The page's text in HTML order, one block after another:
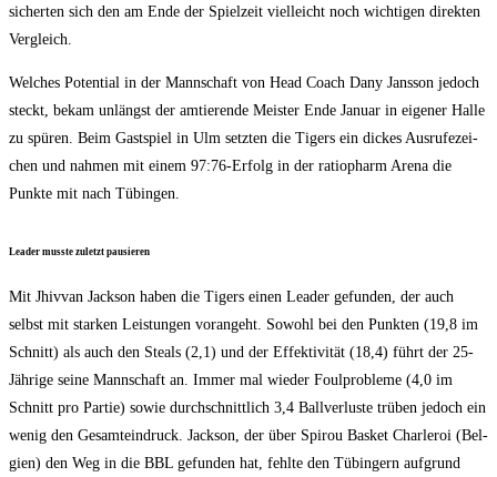
sicher­ten sich den am Ende der Spiel­zeit viel­leicht noch wich­ti­gen direk­ten
Vergleich.
Wel­ches Poten­ti­al in der Mann­schaft von Head Coach Dany Jans­son jedoch
steckt, bekam unlängst der amtie­ren­de Meis­ter Ende Janu­ar in eige­ner Hal­le
zu spü­ren. Beim Gast­spiel in Ulm setz­ten die Tigers ein dickes Aus­ru­fe­zei­
chen und nah­men mit einem 97:76-Erfolg in der ratio­ph­arm Are­na die
Punk­te mit nach Tübingen.
Lea­der muss­te zuletzt pausieren
Mit Jhiv­van Jack­son haben die Tigers einen Lea­der gefun­den, der auch
selbst mit star­ken Leis­tun­gen vor­an­geht. Sowohl bei den Punk­ten (19,8 im
Schnitt) als auch den Ste­als (2,1) und der Effek­ti­vi­tät (18,4) führt der 25-
Jäh­ri­ge sei­ne Mann­schaft an. Immer mal wie­der Foul­pro­ble­me (4,0 im
Schnitt pro Par­tie) sowie durch­schnitt­lich 3,4 Ball­ver­lus­te trü­ben jedoch ein
wenig den Gesamt­ein­druck. Jack­son, der über Spi­rou Bas­ket Char­le­roi (Bel­
gi­en) den Weg in die BBL gefun­den hat, fehl­te den Tübin­gern auf­grund